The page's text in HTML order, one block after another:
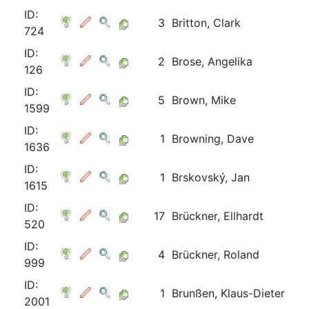
ID:
724
3 Britton, Clark
ID:
126
2 Brose, Angelika
ID:
1599
5 Brown, Mike
ID:
1636
1 Browning, Dave
ID:
1615
1 Brskovský, Jan
ID:
520
17 Brückner, Ellhardt
ID:
999
4 Brückner, Roland
ID:
2001
1 Brunßen, Klaus-Dieter